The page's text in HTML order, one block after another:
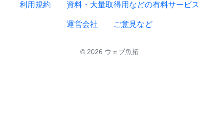
利用規約 資料・大量取得用などの有料サービス
運営会社 ご意見など
© 2026 ウェブ魚拓